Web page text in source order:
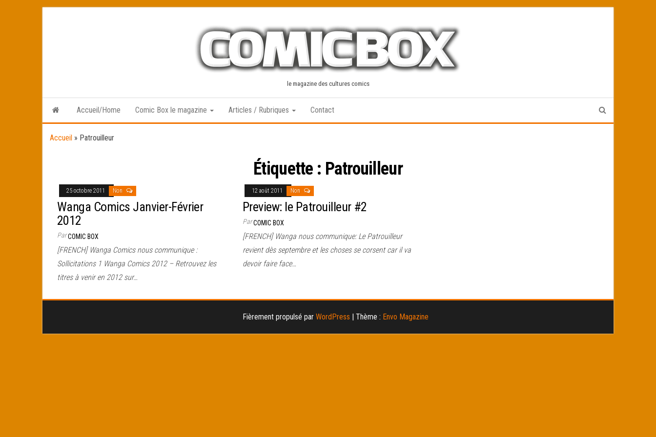
le magazine des cultures comics
Accueil/Home Comic Box le magazine Articles / Rubriques Contact
Accueil » Patrouilleur
Étiquette : Patrouilleur
25 octobre 2011 Non
Wanga Comics Janvier-Février
2012
ParCOMIC BOX
[FRENCH] Wanga Comics nous communique :
Sollicitations 1 Wanga Comics 2012 – Retrouvez les
titres à venir en 2012 sur…
12 août 2011 Non
Preview: le Patrouilleur #2
ParCOMIC BOX
[FRENCH] Wanga nous communique: Le Patrouilleur
revient dès septembre et les choses se corsent car il va
devoir faire face…
Fièrement propulsé par WordPress | Thème : Envo Magazine